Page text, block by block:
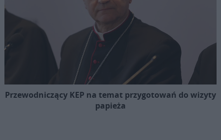
Przewodniczący KEP na temat przygotowań do wizyty
papieża